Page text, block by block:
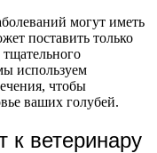
могут иметь
поставить только
используем
чтобы
ваших голубей.
к ветеринару